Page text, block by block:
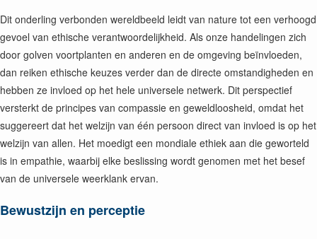
Dit onderling verbonden wereldbeeld leidt van nature tot een verhoogd
gevoel van ethische verantwoordelijkheid. Als onze handelingen zich
door golven voortplanten en anderen en de omgeving beïnvloeden,
dan reiken ethische keuzes verder dan de directe omstandigheden en
hebben ze invloed op het hele universele netwerk. Dit perspectief
versterkt de principes van compassie en geweldloosheid, omdat het
suggereert dat het welzijn van één persoon direct van invloed is op het
welzijn van allen. Het moedigt een mondiale ethiek aan die geworteld
is in empathie, waarbij elke beslissing wordt genomen met het besef
van de universele weerklank ervan.
Bewustzijn en perceptie